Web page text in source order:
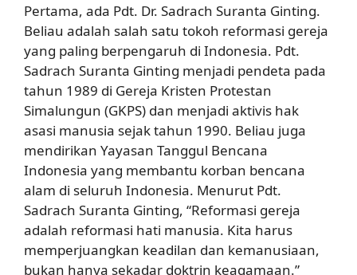
Pertama, ada Pdt. Dr. Sadrach Suranta Ginting.
Beliau adalah salah satu tokoh reformasi gereja
yang paling berpengaruh di Indonesia. Pdt.
Sadrach Suranta Ginting menjadi pendeta pada
tahun 1989 di Gereja Kristen Protestan
Simalungun (GKPS) dan menjadi aktivis hak
asasi manusia sejak tahun 1990. Beliau juga
mendirikan Yayasan Tanggul Bencana
Indonesia yang membantu korban bencana
alam di seluruh Indonesia. Menurut Pdt.
Sadrach Suranta Ginting, “Reformasi gereja
adalah reformasi hati manusia. Kita harus
memperjuangkan keadilan dan kemanusiaan,
bukan hanya sekadar doktrin keagamaan.”